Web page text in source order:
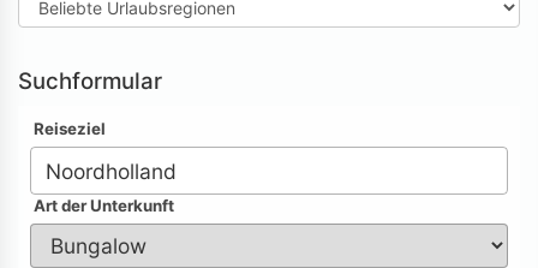
Suchformular
Reiseziel
Art der Unterkunft